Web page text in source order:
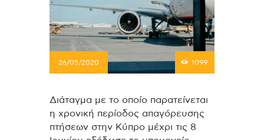
26/05/2020 1099
Διάταγμα με το οποίο παρατείνεται
η χρονική περίοδος απαγόρευσης
πτήσεων στην Κύπρο μέχρι τις 8